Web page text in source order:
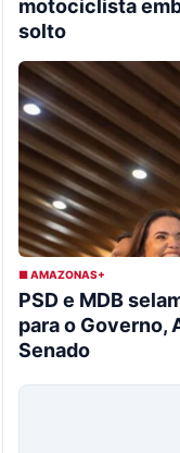
motociclista
solto
■ AMAZONAS+
PSD e MDB
para o Governo,
Senado